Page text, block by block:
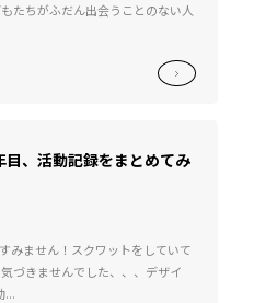
たちがふだん出会うことのない人
、活動記録をまとめてみ
みません！スクワットをしていて
づきませんでした、、、デザイ
...